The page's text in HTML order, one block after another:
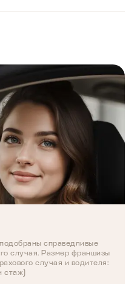
справедливые
случая. Размер франшизы
случая и водителя:
стаж)